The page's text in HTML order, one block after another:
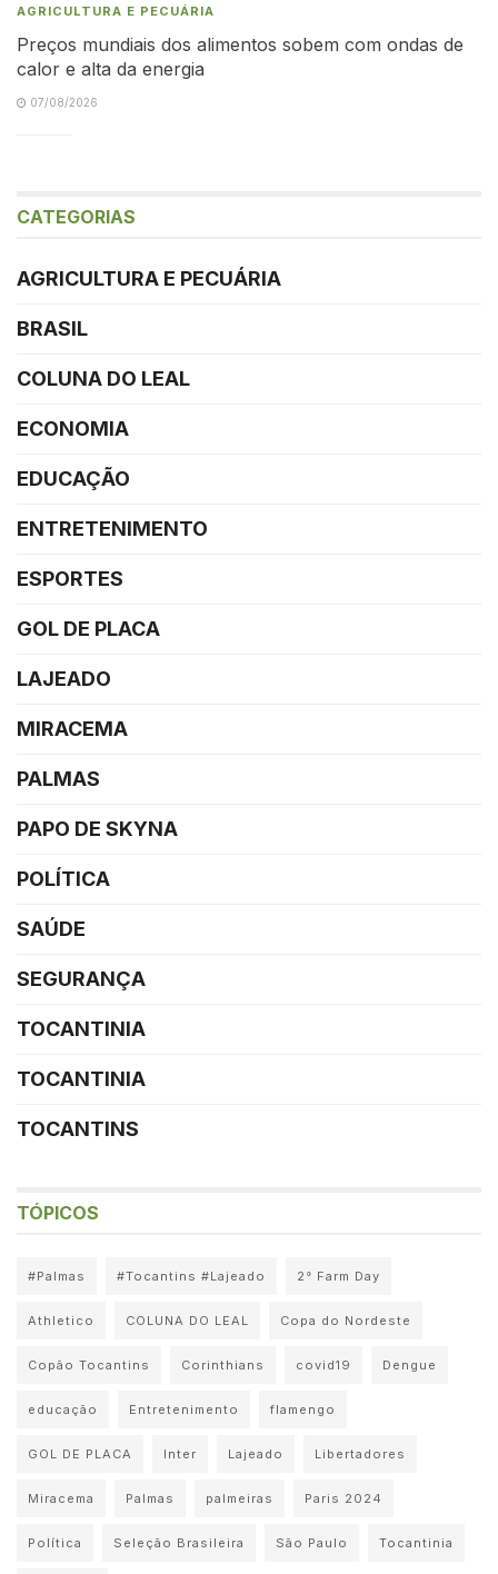
AGRICULTURA E PECUÁRIA
Preços mundiais dos alimentos sobem com ondas de
calor e alta da energia
07/08/2026
CATEGORIAS
AGRICULTURA E PECUÁRIA
BRASIL
COLUNA DO LEAL
ECONOMIA
EDUCAÇÃO
ENTRETENIMENTO
ESPORTES
GOL DE PLACA
LAJEADO
MIRACEMA
PALMAS
PAPO DE SKYNA
POLÍTICA
SAÚDE
SEGURANÇA
TOCANTINIA
TOCANTINIA
TOCANTINS
TÓPICOS
#Palmas #Tocantins #Lajeado 2° Farm Day
Athletico COLUNA DO LEAL Copa do Nordeste
Copão Tocantins Corinthians covid19 Dengue
educação Entretenimento flamengo
GOL DE PLACA Inter Lajeado Libertadores
Miracema Palmas palmeiras Paris 2024
Política Seleção Brasileira São Paulo Tocantinia